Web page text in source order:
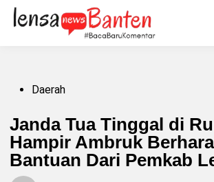
Skip
content
PostedDaerah
Janda Tua Tinggal di
Hampir Ambruk
Bantuan Dari Pemkab